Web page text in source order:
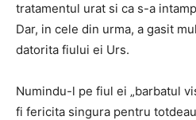
tratamentul urat si ca s-a
Dar, in cele din urma, a gasit
datorita fiului ei Urs.
Numindu-l pe fiul ei „barbatul
fi fericita singura pentru